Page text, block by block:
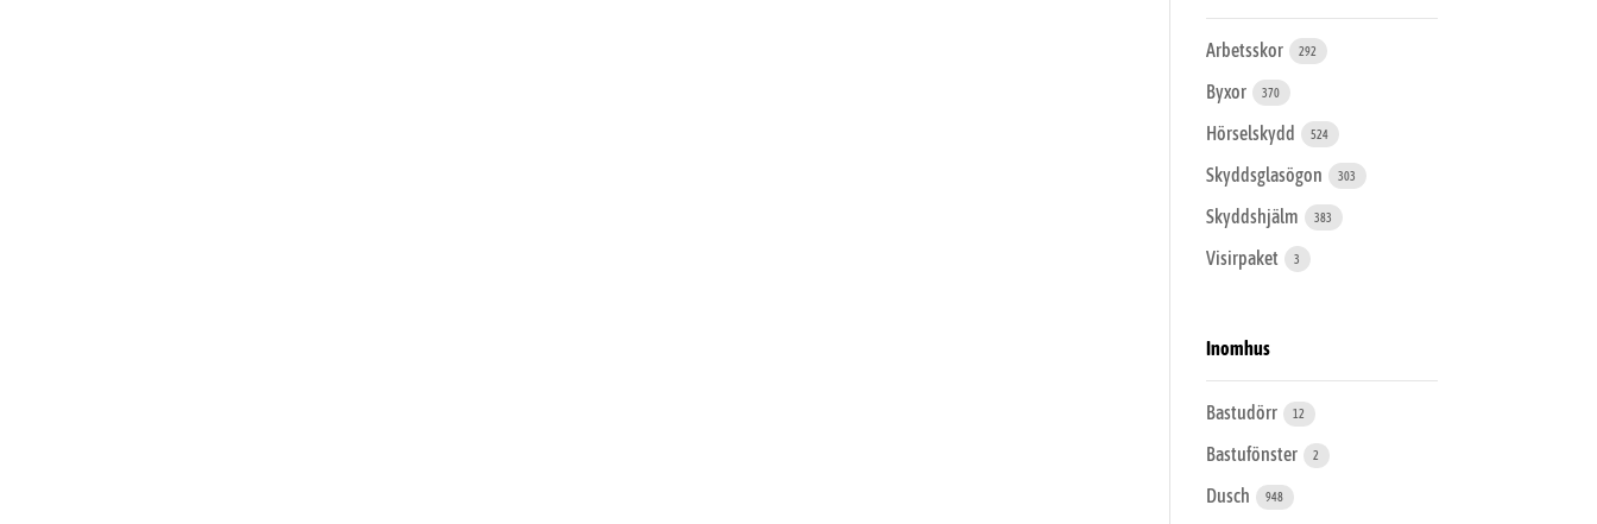
Arbetsskor 292
Byxor 370
Hörselskydd 524
Skyddsglasögon 303
Skyddshjälm 383
Visirpaket 3
Inomhus
Bastudörr 12
Bastufönster 2
Dusch 948